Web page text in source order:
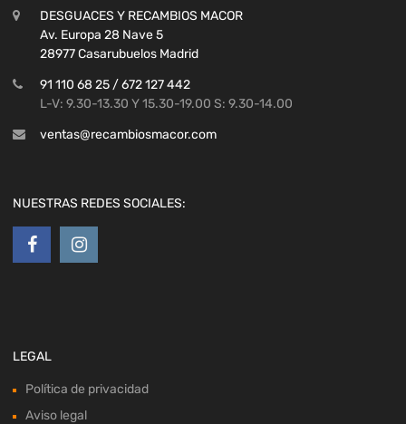
DESGUACES Y RECAMBIOS MACOR
Av. Europa 28 Nave 5
28977 Casarubuelos Madrid
91 110 68 25 / 672 127 442
L-V: 9.30-13.30 Y 15.30-19.00 S: 9.30-14.00
ventas@recambiosmacor.com
NUESTRAS REDES SOCIALES:
LEGAL
Política de privacidad
Aviso legal